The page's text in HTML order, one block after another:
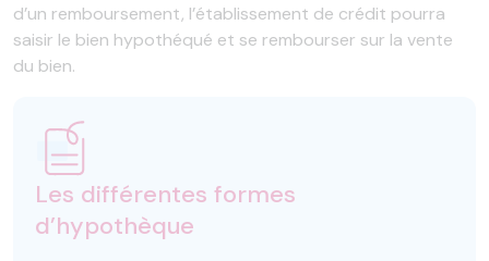
d’un remboursement, l’établissement de crédit pourra
saisir le bien hypothéqué et se rembourser sur la vente
du bien.
Les différentes formes
d’hypothèque